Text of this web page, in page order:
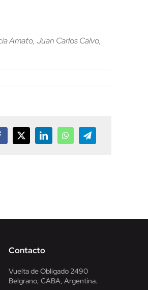
Amato, Juan Carlos Calvo,
X LinkedInWhatsAppTelegram
Contacto
Vuelta de Obligado 2490
Belgrano, CABA, Argentina.